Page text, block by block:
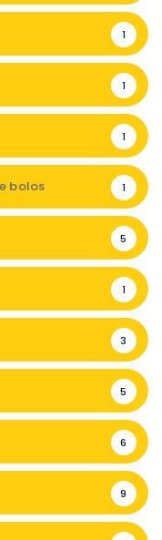
1
1
1
bolos 1
5
1
3
5
6
9